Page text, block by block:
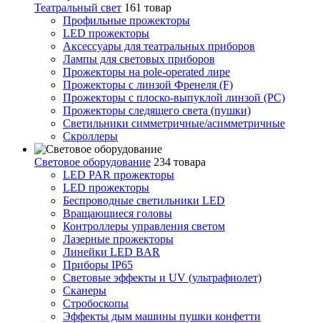
Театральный свет 161 товар
Профильные прожекторы
LED прожекторы
Аксессуары для театральных приборов
Лампы для световых приборов
Прожекторы на pole-operated лире
Прожекторы с линзой Френеля (F)
Прожекторы с плоско-выпуклой линзой (PC)
Прожекторы следящего света (пушки)
Светильники симметричные/асимметричные
Скроллеры
Световое оборудование 234 товара
LED PAR прожекторы
LED прожекторы
Беспроводные светильники LED
Вращающиеся головы
Контроллеры управления светом
Лазерные прожекторы
Линейки LED BAR
Приборы IP65
Световые эффекты и UV (ультрафиолет)
Сканеры
Стробоскопы
Эффекты дым машины пушки конфетти